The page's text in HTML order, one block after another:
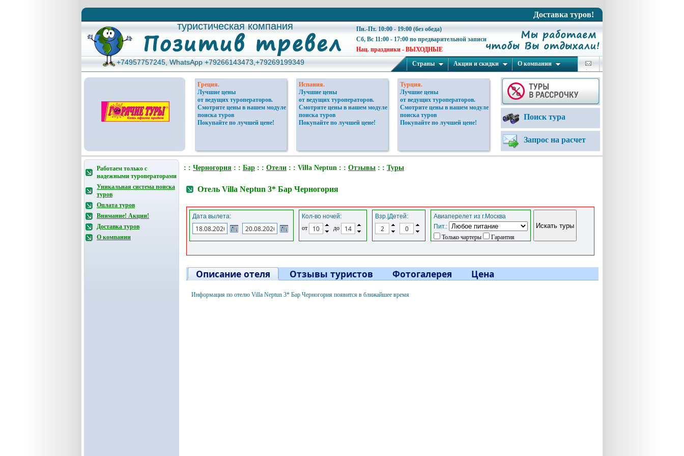
Доставка туров!
туристическая компания
туристическая компания
Пн.-Пт. 10:00 - 19:00 (без обеда)
Сб, Вс 11:00 - 17:00 по предварительной записи
Нац. праздники - ВЫХОДНЫЕ
+74957757245, WhatsApp +79266143473,+79269199349
+74957757245, WhatsApp +79266143473,+79269199349 Страны Акции и скидки О компании
Греция.
Лучшие цены
от ведущих туроператоров.
Смотрите цены в нашем модуле
поиска туров
Покупайте по лучшей цене!
Испания.
Лучшие цены
от ведущих туроператоров.
Смотрите цены в нашем модуле
поиска туров
Покупайте по лучшей цене!
Турция.
Лучшие цены
от ведущих туроператоров.
Смотрите цены в нашем модуле
поиска туров
Покупайте по лучшей цене!
Поиск тура
Запрос на расчет
Работаем только с
надежными туроператорами
Уникальная система поиска
туров
Оплата туров
Внимание! Акции!
Доставка туров
О компании
: : Черногория : : Бар : : Отели : : Villa Neptun : : Отзывы : : Туры
Отель Villa Neptun 3* Бар Черногория
Дата вылета:
Кол-во ночей:
от
до
Взр.|Детей:
Авиаперелет из г.Москва
Пит.:
Только чартеры
Гарантия
Описание отеля Отзывы туристов Фотогалерея Цена
Информация по отелю Villa Neptun 3* Бар Черногория появится в ближайшее время